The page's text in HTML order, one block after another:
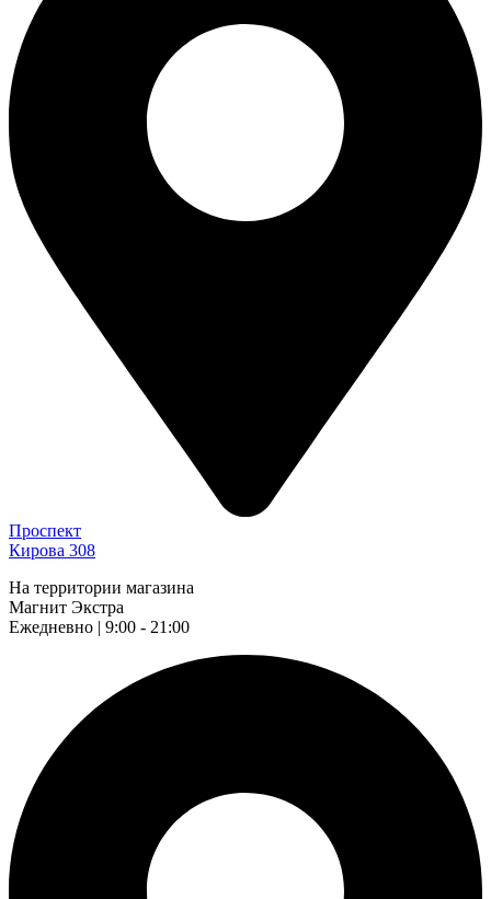
Проспект
Кирова 308
На территории магазина
Магнит Экстра
Ежедневно | 9:00 - 21:00